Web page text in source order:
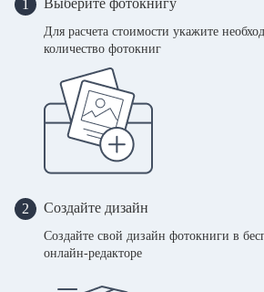
1 Выберите фотокнигу
Для расчета стоимости укажите
количество фотокниг
2 Создайте дизайн
Создайте свой дизайн фотокниги в
онлайн-редакторе